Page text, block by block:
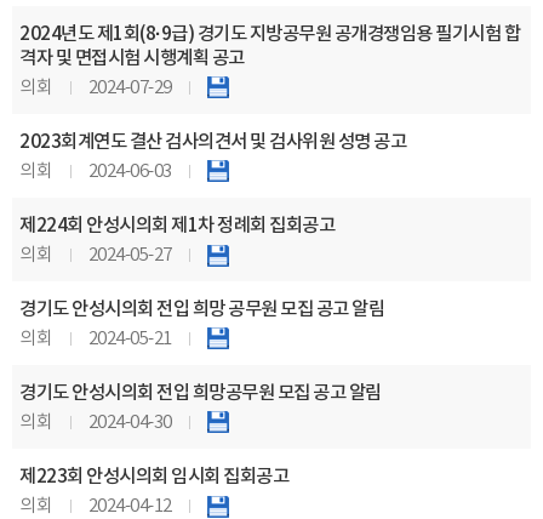
2024년도 제1회(8·9급) 경기도 지방공무원 공개경쟁임용 필기시험 합
격자 및 면접시험 시행계획 공고
의회 2024-07-29
2023회계연도 결산 검사의견서 및 검사위원 성명 공고
의회 2024-06-03
제224회 안성시의회 제1차 정례회 집회공고
의회 2024-05-27
경기도 안성시의회 전입 희망 공무원 모집 공고 알림
의회 2024-05-21
경기도 안성시의회 전입 희망공무원 모집 공고 알림
의회 2024-04-30
제223회 안성시의회 임시회 집회공고
의회 2024-04-12